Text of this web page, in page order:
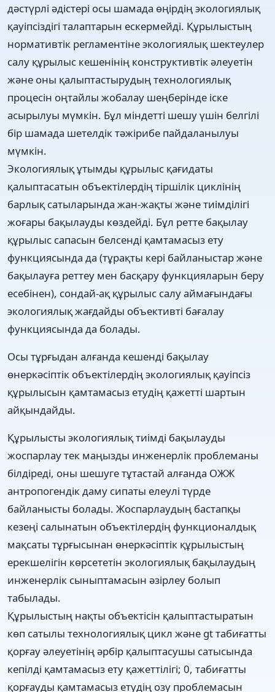
дәстүрлі әдістері осы шамада өңірдің экологиялық
қауіпсіздігі талаптарын ескермейді. Құрылыстың
нормативтік регламентіне экологиялық шектеулер
салу құрылыс кешенінің конструктивтік әлеуетін
және оны қалыптастырудың технологиялық
процесін оңтайлы жобалау шеңберінде іске
асырылуы мүмкін. Бұл міндетті шешу үшін белгілі
бір шамада шетелдік тәжірибе пайдаланылуы
мүмкін.
Экологиялық ұтымды құрылыс қағидаты
қалыптасатын объектілердің тіршілік циклінің
барлық сатыларында жан-жақты және тиімділігі
жоғары бақылауды көздейді. Бұл ретте бақылау
құрылыс сапасын белсенді қамтамасыз ету
функциясында да (тұрақты кері байланыстар және
бақылауға реттеу мен басқару функцияларын беру
есебінен), сондай-ақ құрылыс салу аймағындағы
экологиялық жағдайды объективті бағалау
функциясында да болады.
Осы тұрғыдан алғанда кешенді бақылау
өнеркәсіптік объектілердің экологиялық қауіпсіз
құрылысын қамтамасыз етудің қажетті шартын
айқындайды.
Құрылысты экологиялық тиімді бақылауды
жоспарлау тек маңызды инженерлік проблеманы
білдіреді, оны шешуге тұтастай алғанда ОЖЖ
антропогендік даму сипаты елеулі түрде
байланысты болады. Жоспарлаудың бастапқы
кезеңі салынатын объектілердің функционалдық
мақсаты тұрғысынан өнеркәсіптік құрылыстың
ерекшелігін көрсететін экологиялық бақылаудың
инженерлік сыныптамасын әзірлеу болып
табылады.
Құрылыстың нақты объектісін қалыптастыратын
көп сатылы технологиялық цикл және gt табиғатты
қорғау әлеуетінің әрбір қалыптасушы сатысында
кепілді қамтамасыз ету қажеттілігі; 0, табиғатты
қорғауды қамтамасыз етудің озу проблемасын